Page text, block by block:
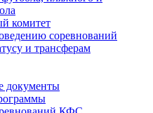
комитет
соревнований
и трансферам
документы